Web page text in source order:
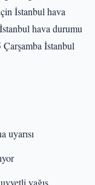
İstanbul hava
hava durumu
Çarşamba İstanbul
uyarısı